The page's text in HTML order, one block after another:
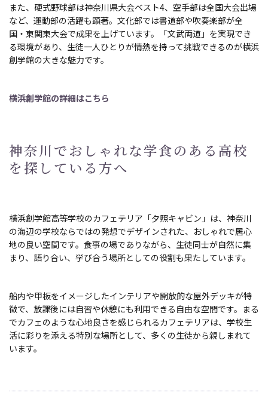
また、硬式野球部は神奈川県大会ベスト4、空手部は全国大会出場
など、運動部の活躍も顕著。文化部では書道部や吹奏楽部が全
国・東関東大会で成果を上げています。「文武両道」を実現でき
る環境があり、生徒一人ひとりが情熱を持って挑戦できるのが横浜
創学館の大きな魅力です。
横浜創学館の詳細はこちら
神奈川でおしゃれな学食のある高校
を探している方へ
横浜創学館高等学校のカフェテリア「夕照キャビン」は、神奈川
の海辺の学校ならではの発想でデザインされた、おしゃれで居心
地の良い空間です。食事の場でありながら、生徒同士が自然に集
まり、語り合い、学び合う場所としての役割も果たしています。
船内や甲板をイメージしたインテリアや開放的な屋外デッキが特
徴で、放課後には自習や休憩にも利用できる自由な空間です。まる
でカフェのような心地良さを感じられるカフェテリアは、学校生
活に彩りを添える特別な場所として、多くの生徒から親しまれて
います。